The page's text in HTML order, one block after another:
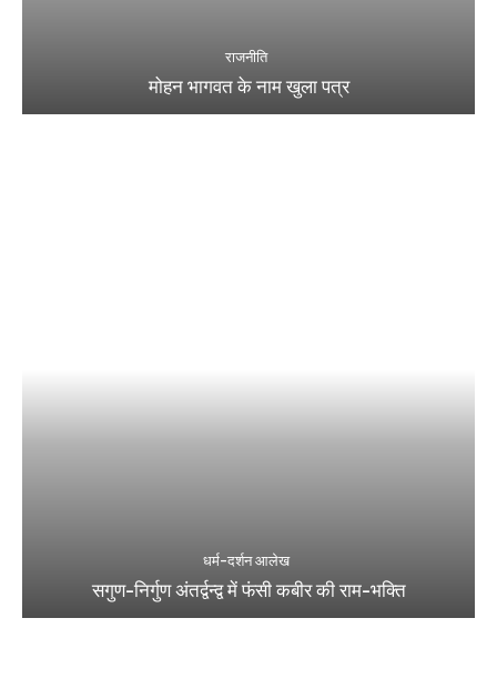
राजनीति
मोहन भागवत के नाम खुला पत्र
धर्म-दर्शन आलेख
सगुण-निर्गुण अंतर्द्वन्द्व में फंसी कबीर की राम-भक्ति